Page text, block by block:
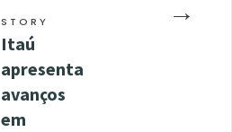
→
STORY
Itaú
apresenta
avanços
em